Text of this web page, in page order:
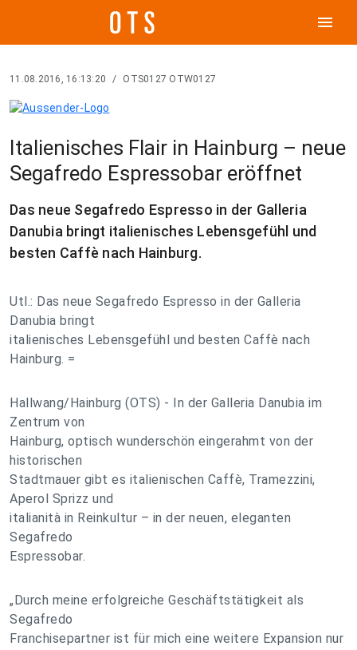
menu
11.08.2016, 16:13:20 / OTS0127 OTW0127
Italienisches Flair in Hainburg – neue
Segafredo Espressobar eröffnet
Das neue Segafredo Espresso in der Galleria
Danubia bringt italienisches Lebensgefühl und
besten Caffè nach Hainburg.
Utl.: Das neue Segafredo Espresso in der Galleria
Danubia bringt
italienisches Lebensgefühl und besten Caffè nach
Hainburg. =
Hallwang/Hainburg (OTS) - In der Galleria Danubia im
Zentrum von
Hainburg, optisch wunderschön eingerahmt von der
historischen
Stadtmauer gibt es italienischen Caffè, Tramezzini,
Aperol Sprizz und
italianità in Reinkultur – in der neuen, eleganten
Segafredo
Espressobar.
„Durch meine erfolgreiche Geschäftstätigkeit als
Segafredo
Franchisepartner ist für mich eine weitere Expansion nur